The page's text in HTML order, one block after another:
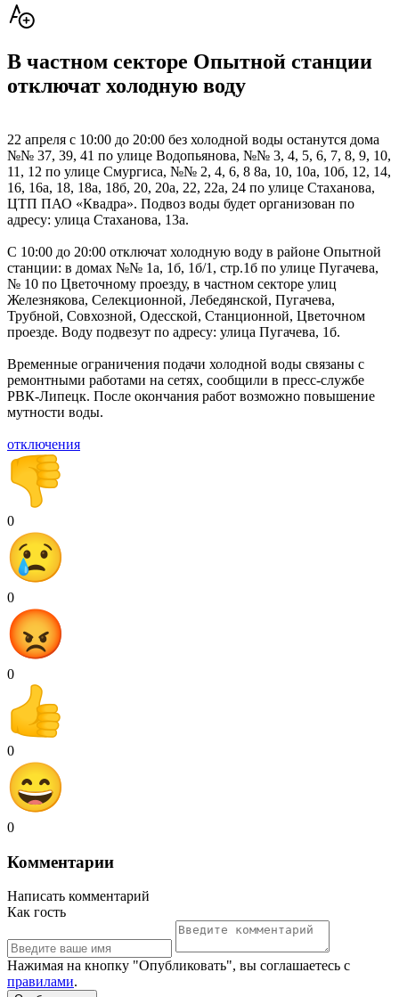
В частном секторе Опытной станции
отключат холодную воду
22 апреля с 10:00 до 20:00 без холодной воды останутся дома
№№ 37, 39, 41 по улице Водопьянова, №№ 3, 4, 5, 6, 7, 8, 9, 10,
11, 12 по улице Смургиса, №№ 2, 4, 6, 8 8а, 10, 10а, 10б, 12, 14,
16, 16а, 18, 18а, 18б, 20, 20а, 22, 22а, 24 по улице Стаханова,
ЦТП ПАО «Квадра». Подвоз воды будет организован по
адресу: улица Стаханова, 13а.
С 10:00 до 20:00 отключат холодную воду в районе Опытной
станции: в домах №№ 1а, 1б, 1б/1, стр.1б по улице Пугачева,
№ 10 по Цветочному проезду, в частном секторе улиц
Железнякова, Селекционной, Лебедянской, Пугачева,
Трубной, Совхозной, Одесской, Станционной, Цветочном
проезде. Воду подвезут по адресу: улица Пугачева, 1б.
Временные ограничения подачи холодной воды связаны с
ремонтными работами на сетях, сообщили в пресс-службе
РВК-Липецк. После окончания работ возможно повышение
мутности воды.
отключения
0
0
0
0
0
Комментарии
Написать комментарий
Как гость
Нажимая на кнопку "Опубликовать", вы соглашаетесь с
правилами.